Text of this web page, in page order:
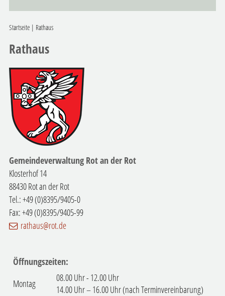
Startseite| Rathaus
Rathaus
Gemeindeverwaltung Rot an der Rot
Klosterhof 14
88430 Rot an der Rot
Tel.: +49 (0)8395/9405-0
Fax: +49 (0)8395/9405-99
rathaus@rot.de
Öffnungszeiten:
Montag
08.00 Uhr - 12.00 Uhr
14.00 Uhr – 16.00 Uhr (nach Terminvereinbarung)